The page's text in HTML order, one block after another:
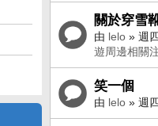
關於穿雪
由 lelo » 週
遊周邊相關
笑一個
由 lelo » 週